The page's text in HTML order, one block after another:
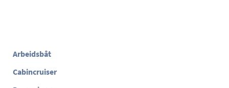
Arbeidsbåt
Cabincruiser